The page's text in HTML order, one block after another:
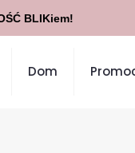
Dom
BLIKiem!